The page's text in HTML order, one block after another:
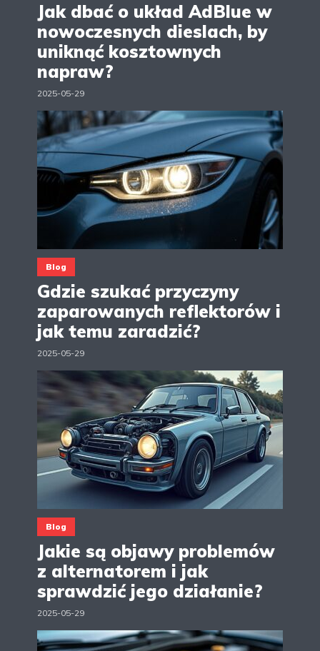
Jak dbać o układ AdBlue w
nowoczesnych dieslach, by
uniknąć kosztownych
napraw?
2025-05-29
Blog
Gdzie szukać przyczyny
zaparowanych reflektorów i
jak temu zaradzić?
2025-05-29
Blog
Jakie są objawy problemów
z alternatorem i jak
sprawdzić jego działanie?
2025-05-29